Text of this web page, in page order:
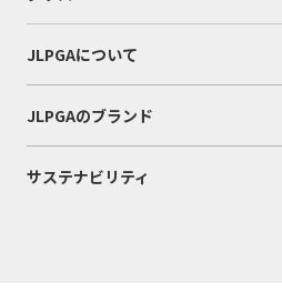
JLPGAについて
JLPGAのブランド
サステナビリティ